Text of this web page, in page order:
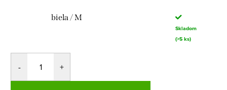
biela / M
Skladom
(>5 ks)